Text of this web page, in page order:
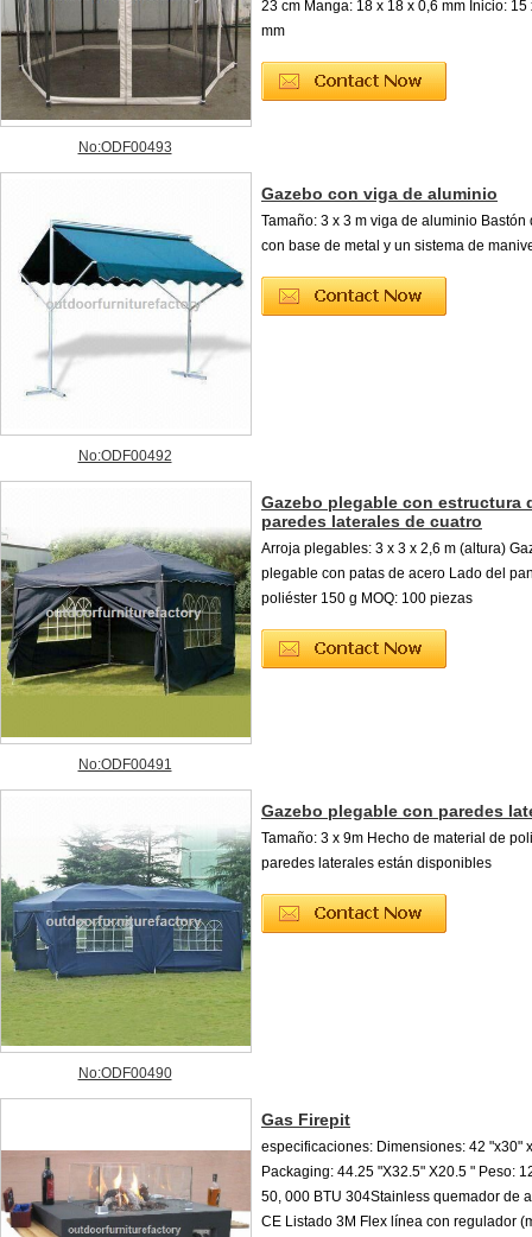
No:ODF00493
23 cm Manga: 18 x 18 x 0,6 mm Inicio: 15
mm
No:ODF00492
Gazebo con viga de aluminio
Tamaño: 3 x 3 m viga de aluminio Bastón
con base de metal y un sistema de
No:ODF00491
Gazebo plegable con estructura
paredes laterales de cuatro
Arroja plegables: 3 x 3 x 2,6 m (altura)
plegable con patas de acero Lado del
poliéster 150 g MOQ: 100 piezas
No:ODF00490
Gazebo plegable con paredes
Tamaño: 3 x 9m Hecho de material de
paredes laterales están disponibles
Gas Firepit
especificaciones: Dimensiones: 42 "x30"
Packaging: 44.25 "X32.5" X20.5 " Peso:
50, 000 BTU 304Stainless quemador de
CE Listado 3M Flex línea con regulador